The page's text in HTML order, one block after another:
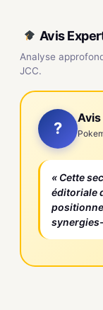
Avis
Analyse
JCC.
?
« Cette
éditoriale